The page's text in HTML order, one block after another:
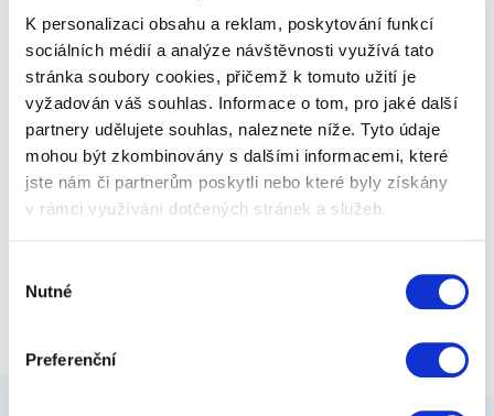
K personalizaci obsahu a reklam, poskytování funkcí
sociálních médií a analýze návštěvnosti využívá tato
stránka soubory cookies, přičemž k tomuto užití je
vyžadován váš souhlas. Informace o tom, pro jaké další
partnery udělujete souhlas, naleznete níže. Tyto údaje
mohou být zkombinovány s dalšími informacemi, které
jste nám či partnerům poskytli nebo které byly získány
v rámci využívání dotčených stránek a služeb.
souhlasu
Nutné
Preferenční
229 Kč Zobrazit více